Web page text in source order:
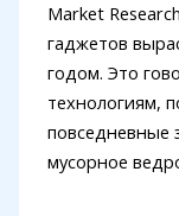
Market
гаджетов
годом. Это
технологиям,
повседневные
мусорное